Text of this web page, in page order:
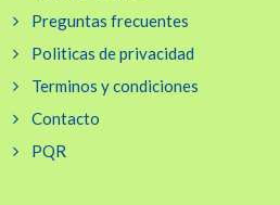
Preguntas frecuentes
Politicas de privacidad
Terminos y condiciones
Contacto
PQR